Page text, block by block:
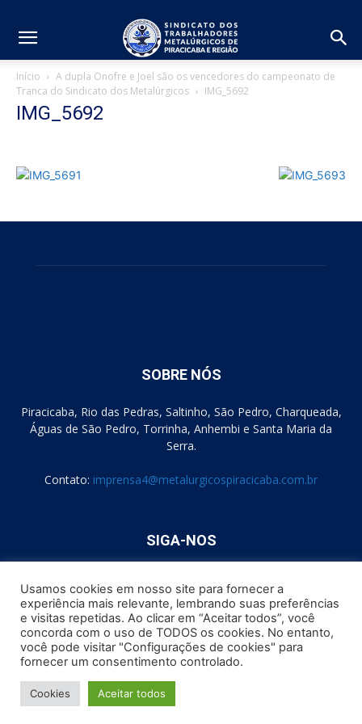
Início
A dupla Onofre e Joel são os vencedores do campeonato de
Tranca do Sindicato dos Metalúrgicos
IMG_5692
IMG_5692
SOBRE NÓS
Piracicaba, Rio das Pedras, Saltinho, São Pedro, Charqueada,
Águas de São Pedro, Torrinha, Anhembi e Santa Maria da
Serra.
Contato: imprensa4@metalurgicospiracicaba.com.br
SIGA-NOS
Formulário de Consentimento
Política de Cookies
Política de Privacidade
© Sindicato dos Trabalhadores Metalúrgicos de Piracicaba e Região
1947 - 2022
Como podemos te Ajudar?
Usamos cookies em nosso site para fornecer a
experiência mais relevante, lembrando suas preferências
e visitas repetidas. Ao clicar em “Aceitar todos”, você
concorda com o uso de TODOS os cookies. No entanto,
você pode visitar "Configurações de cookies" para
fornecer um consentimento controlado.
Cookies Aceitar todos